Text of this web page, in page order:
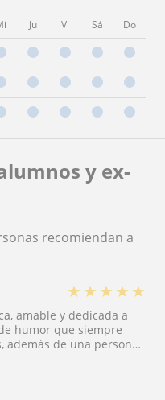
Ju Vi Sá Do
y ex-
recomiendan a
★ ★ ★ ★ ★
amable y dedicada a
humor que siempre
además de una persona
dan ganas de